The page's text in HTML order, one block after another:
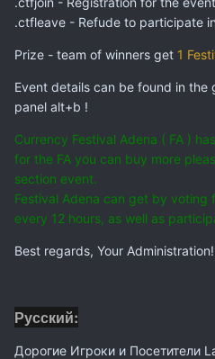
.ctfleave - Refude to participate
Prize - team of winners get 1
Event details can be found in the
panel alt+b !
Currency Festival Adena ( FA )
for the FA you can buy more
section event.
Festival Adena can get by voting
every 12 hours, as well as
Best regards, Your Administration!
Русский:
Дорогие Игроки и Посетители